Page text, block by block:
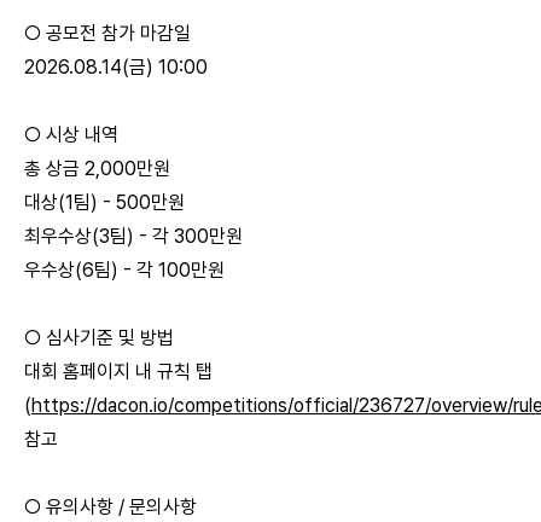
○ 공모전 참가 마감일
2026.08.14(금) 10:00
○ 시상 내역
총 상금 2,000만원
대상(1팀) - 500만원
최우수상(3팀) - 각 300만원
우수상(6팀) - 각 100만원
○ 심사기준 및 방법
대회 홈페이지 내 규칙 탭
(https://dacon.io/competitions/official/236727/overview/
참고
○ 유의사항 / 문의사항